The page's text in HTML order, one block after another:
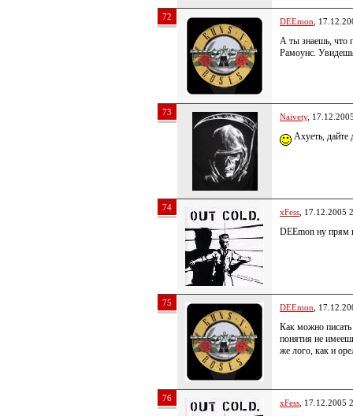
72 DEEmon ,
А ты знаешь, что
Рамоунс.
73 Naivety,
Ахуеть, дайте
74 xFess , 17.12.2005
DEEmon ну прям
75 DEEmon ,
Как можно
понятия не
же лого, как и
76 xFess , 17.12.2005